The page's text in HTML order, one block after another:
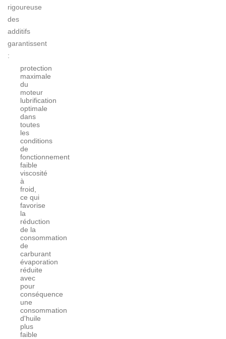
rigoureuse
des
additifs
garantissent
:
protection
maximale
du
moteur
lubrification
optimale
dans
toutes
les
conditions
de
fonctionnement
faible
viscosité
à
froid,
ce qui
favorise
la
réduction
de la
consommation
de
carburant
évaporation
réduite
avec
pour
conséquence
une
consommation
d'huile
plus
faible